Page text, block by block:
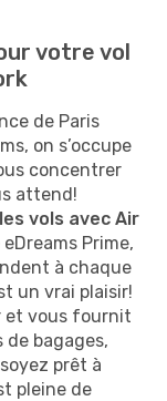
votre vol
de Paris
on s’occupe
concentrer
attend!
vols avec Air
Prime,
à chaque
un vrai plaisir!
et vous fournit
bagages,
prêt à
pleine de